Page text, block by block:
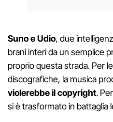
Suno e Udio, due
brani interi da un semplice
proprio questa strada. Per
discografiche, la musica
violerebbe il copyright.
si è trasformato in battaglia